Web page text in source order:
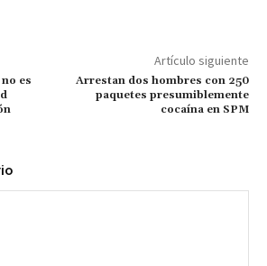
es
Artículo siguiente
Arrestan dos hombres con 250
paquetes presumiblemente
cocaína en SPM